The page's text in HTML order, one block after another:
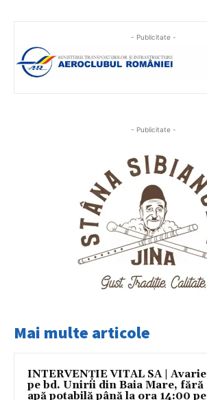
- Publicitate -
- Publicitate -
Mai multe articole
INTERVENȚIE VITAL SA | Avarie
pe bd. Unirii din Baia Mare, fără
apă potabilă până la ora 14:00 pe